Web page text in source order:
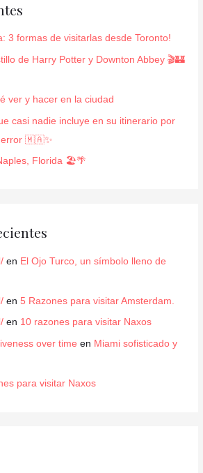
3 formas de visitarlas desde Toronto!
de Harry Potter y Downton Abbey 🎬🏰
ver y hacer en la ciudad
casi nadie incluye en su itinerario por
error 🇲🇦✨
Florida 🏖️🌴
en El Ojo Turco, un símbolo lleno de
en 5 Razones para visitar Amsterdam.
en 10 razones para visitar Naxos
over time en Miami sofisticado y
para visitar Naxos